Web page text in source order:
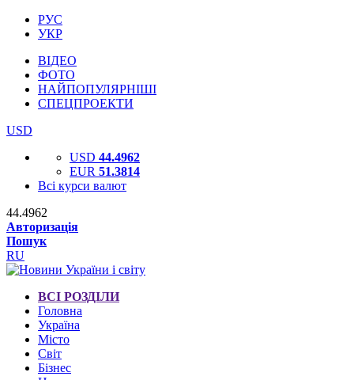
РУС
УКР
ВІДЕО
ФОТО
НАЙПОПУЛЯРНІШІ
СПЕЦПРОЕКТИ
USD
USD 44.4962
EUR 51.3814
Всі курси валют
44.4962
Авторизація
Пошук
RU
ВСІ РОЗДІЛИ
Головна
Україна
Місто
Світ
Бізнес